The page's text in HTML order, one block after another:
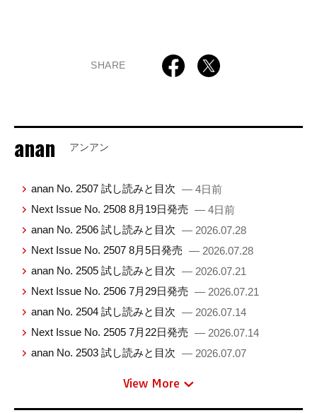
SHARE
anan アンアン
anan No. 2507 試し読みと目次 — 4日前
Next Issue No. 2508 8月19日発売 — 4日前
anan No. 2506 試し読みと目次 — 2026.07.28
Next Issue No. 2507 8月5日発売 — 2026.07.28
anan No. 2505 試し読みと目次 — 2026.07.21
Next Issue No. 2506 7月29日発売 — 2026.07.21
anan No. 2504 試し読みと目次 — 2026.07.14
Next Issue No. 2505 7月22日発売 — 2026.07.14
anan No. 2503 試し読みと目次 — 2026.07.07
View More